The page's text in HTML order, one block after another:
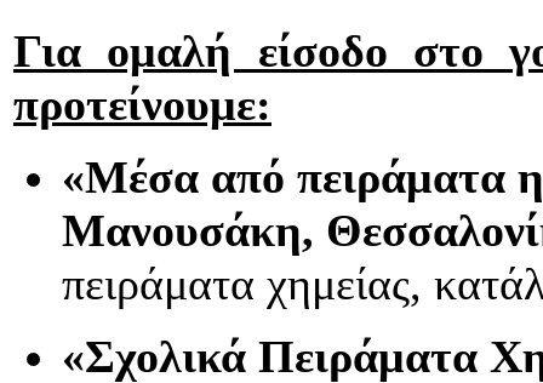
Για ομαλή είσοδο στο
προτείνουμε:
«Μέσα από πειράματα
Μανουσάκη,
πειράματα χημείας,
«Σχολικά Πειράματα